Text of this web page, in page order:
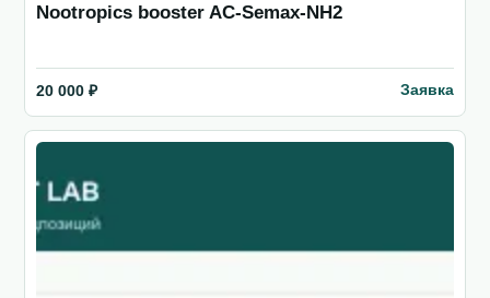
Nootropics booster AC-Semax-NH2
20 000 ₽ Заявка